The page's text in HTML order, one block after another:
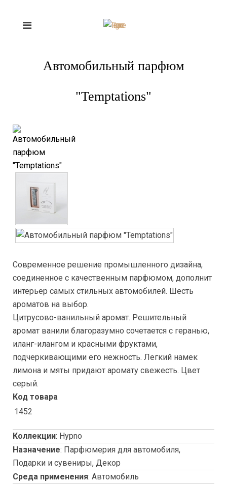
Автомобильный парфюм
"Temptations"
Современное решение промышленного дизайна,
соединенное с качественным парфюмом, дополнит
интерьер самых стильных автомобилей. Шесть
ароматов на выбор.
Цитрусово-ванильный аромат. Решительный
аромат ванили благоразумно сочетается с геранью,
иланг-илангом и красными фруктами,
подчеркивающими его нежность. Легкий намек
лимона и мяты придают аромату свежесть. Цвет
серый.
Код товара
1452
Коллекции: Hypno
Назначение: Парфюмерия для автомобиля,
Подарки и сувениры, Декор
Среда применения: Автомобиль